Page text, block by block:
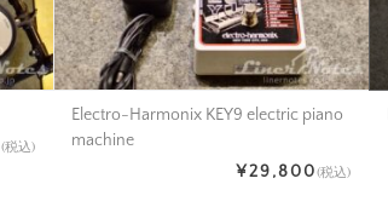
(税込)
Electro-Harmonix KEY9 electric piano
machine
¥29,800(税込)